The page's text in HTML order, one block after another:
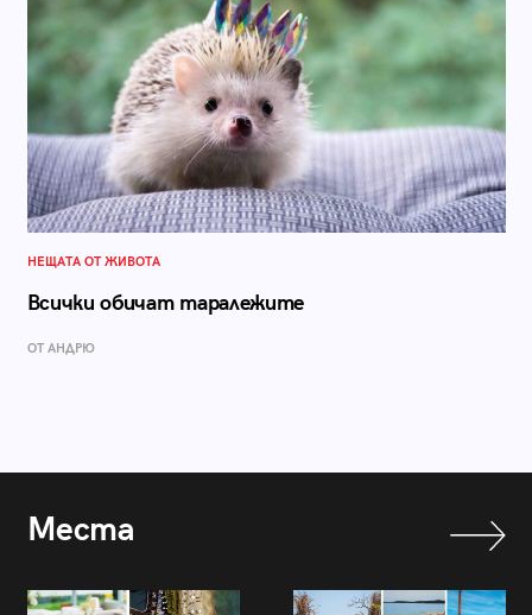
НЕЩАТА ОТ ЖИВОТА
Всички обичат таралежите
ОТ АНДРЮ
Места